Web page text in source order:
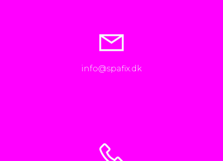
info@spafix.dk